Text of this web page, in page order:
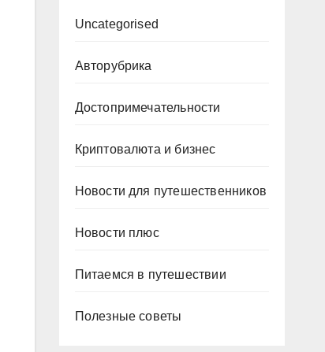
Uncategorised
Авторубрика
Достопримечательности
Криптовалюта и бизнес
Новости для путешественников
Новости плюс
Питаемся в путешествии
Полезные советы